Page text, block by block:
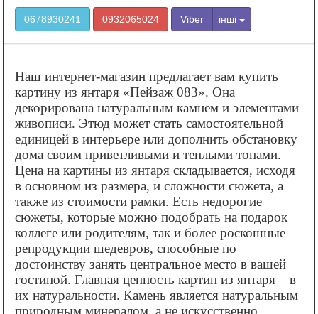
0678930241 0932065024 Viber інші
Наш интернет-магазин предлагает вам купить
картину из янтаря «‎Пейзаж 083». Она
декорирована натуральным камнем и элементами
живописи. Этюд может стать самостоятельной
единицей в интерьере или дополнить обстановку
дома своим приветливыми и теплыми тонами.
Цена на картины из янтаря складывается, исходя
в основном из размера, и сложности сюжета, а
также из стоимости рамки. Есть недорогие
сюжеты, которые можно подобрать на подарок
коллеге или родителям, так и более роскошные
репродукции шедевров, способные по
достоинству занять центральное место в вашей
гостиной. Главная ценность картин из янтаря – в
их натуральности. Камень является натуральным